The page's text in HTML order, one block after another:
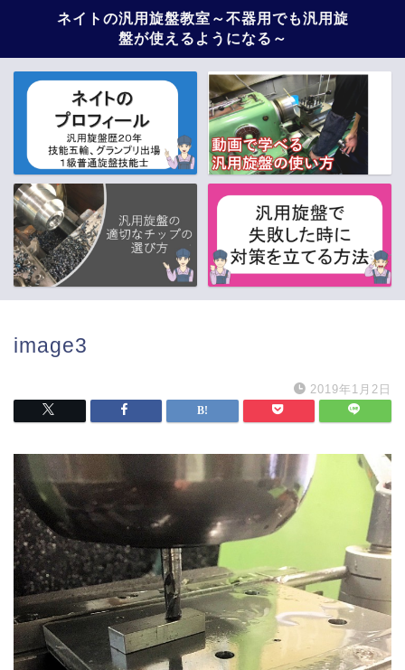
ネイトの汎用旋盤教室～不器用でも汎用旋
盤が使えるようになる～
image3
2019年1月2日